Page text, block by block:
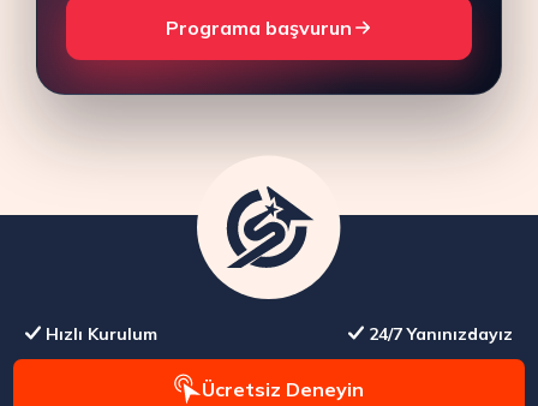
Programa başvurun
Hızlı Kurulum 24/7 Yanınızdayız
Ücretsiz Deneyin